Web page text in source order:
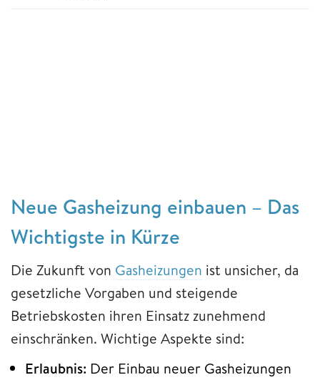
Neue Gasheizung einbauen – Das
Wichtigste in Kürze
Die Zukunft von Gasheizungen ist unsicher, da
gesetzliche Vorgaben und steigende
Betriebskosten ihren Einsatz zunehmend
einschränken. Wichtige Aspekte sind:
Erlaubnis: Der Einbau neuer Gasheizungen